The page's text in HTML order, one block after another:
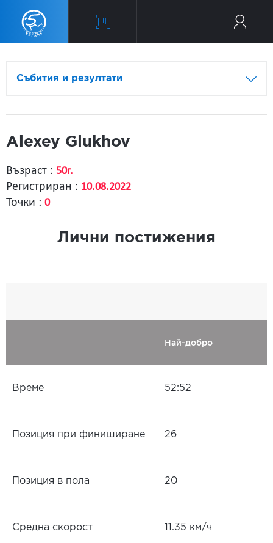
Събития и резултати
Alexey Glukhov
Възраст : 50г.
Регистриран : 10.08.2022
Точки : 0
Лични постижения
Най-добро
Време 52:52
Позиция при финиширане 26
Позиция в пола 20
Средна скорост 11.35 км/ч